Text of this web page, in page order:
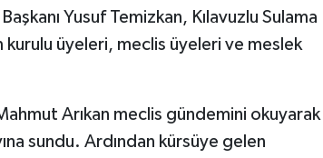
Yusuf Temizkan, Kılavuzlu Sulama
kurulu üyeleri, meclis üyeleri ve meslek
Arıkan meclis gündemini okuyarak
sundu. Ardından kürsüye gelen